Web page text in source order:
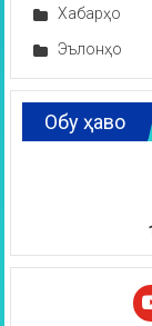
Хабарҳо
Эълонҳо
Обу ҳаво